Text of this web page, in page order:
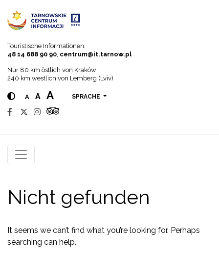
Touristische Informationen:
48 14 688 90 90 centrum@it.tarnow.pl
Nur 80 km östlich von Kraków
240 km westlich von Lemberg (Lviv)
A A A SPRACHE
Nicht gefunden
It seems we can’t find what you’re looking for. Perhaps
searching can help.